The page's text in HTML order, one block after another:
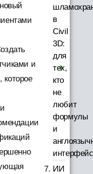
и
в
Civil
3D:
для
тех,
кто
не
любит
формулы
и
ИИ